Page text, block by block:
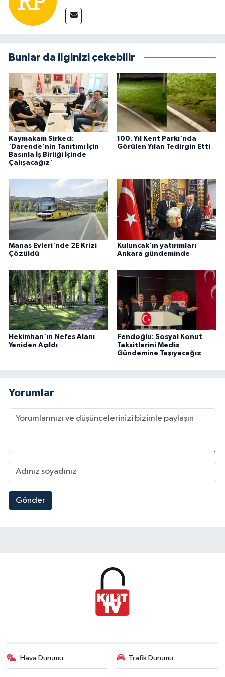
Bunlar da ilginizi çekebilir
Kaymakam Sirkeci:
'Darende'nin Tanıtımı İçin
Basınla İş Birliği İçinde
Çalışacağız'
100. Yıl Kent Parkı'nda
Görülen Yılan Tedirgin Etti
Manas Evleri'nde 2E Krizi
Çözüldü
Kuluncak'ın yatırımları
Ankara gündeminde
Hekimhan'ın Nefes Alanı
Yeniden Açıldı
Fendoğlu: Sosyal Konut
Taksitlerini Meclis
Gündemine Taşıyacağız
Yorumlar
Gönder
Hava Durumu Trafik Durumu